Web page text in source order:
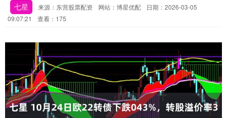
七星 来源：东营股票配资 网站：博星优配
日期：2026-03-05
09:07:21
查看：175